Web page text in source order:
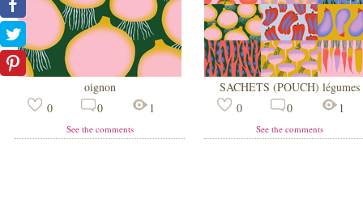
oignon
0
0 1
See the comments
SACHETS (POUCH) légumes
0
0 1
See the comments